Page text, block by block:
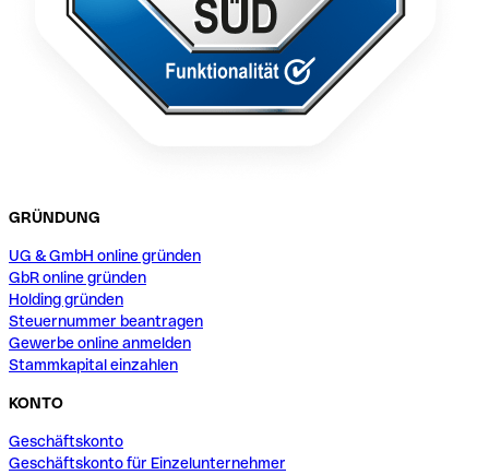
GRÜNDUNG
UG & GmbH online gründen
GbR online gründen
Holding gründen
Steuernummer beantragen
Gewerbe online anmelden
Stammkapital einzahlen
KONTO
Geschäftskonto
Geschäftskonto für Einzelunternehmer